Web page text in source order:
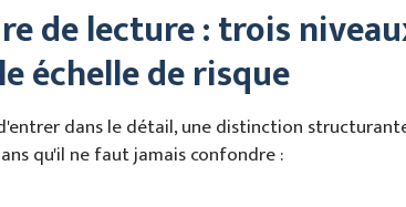
de lecture : trois
échelle de risque
dans le détail, une distinction
qu'il ne faut jamais confondre :